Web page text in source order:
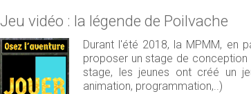
Jeu vidéo : la légende de Poilvache
Durant l'été 2018, la MPMM, en
proposer un stage de
stage, les jeunes ont créé un
animation, programmation,..)